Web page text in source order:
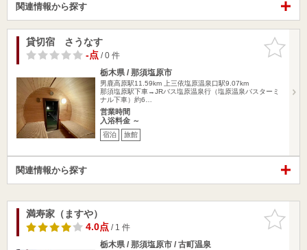
関連情報から探す
お気に入
りに追加
貸切宿 さうなす
-点/ 0 件
栃木県 / 那須塩原市
男鹿高原駅11.59km
上三依塩原温泉口駅9.07km
那須塩原駅下車→JRバス塩原温泉行（塩原温泉バスターミ
ナル下車）約6…
営業時間
入浴料金 ～
宿泊 旅館
関連情報から探す
お気に入
りに追加
満寿家（ますや）
4.0点/ 1 件
栃木県 / 那須塩原市 / 古町温泉